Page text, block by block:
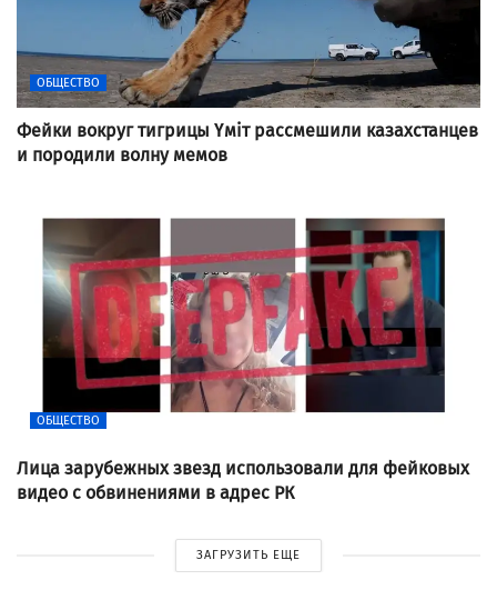
ОБЩЕСТВО
Фейки вокруг тигрицы Үміт рассмешили казахстанцев
и породили волну мемов
ОБЩЕСТВО
Лица зарубежных звезд использовали для фейковых
видео с обвинениями в адрес РК
ЗАГРУЗИТЬ ЕЩЕ